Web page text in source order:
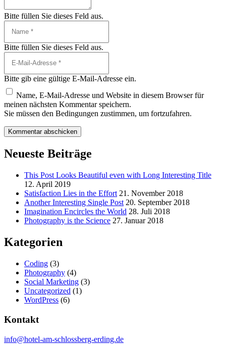
Bitte füllen Sie dieses Feld aus.
Bitte füllen Sie dieses Feld aus.
Bitte gib eine gültige E-Mail-Adresse ein.
Name, E-Mail-Adresse und Website in diesem Browser für
meinen nächsten Kommentar speichern.
Sie müssen den Bedingungen zustimmen, um fortzufahren.
Kommentar abschicken
Neueste Beiträge
This Post Looks Beautiful even with Long Interesting Title
12. April 2019
Satisfaction Lies in the Effort 21. November 2018
Another Interesting Single Post 20. September 2018
Imagination Encircles the World 28. Juli 2018
Photography is the Science 27. Januar 2018
Kategorien
Coding (3)
Photography (4)
Social Marketing (3)
Uncategorized (1)
WordPress (6)
Kontakt
info@hotel-am-schlossberg-erding.de